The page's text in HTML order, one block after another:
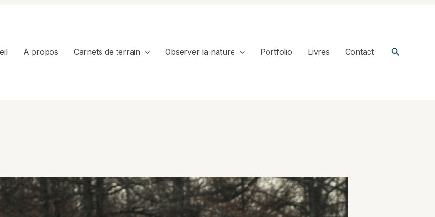
A propos Carnets de terrain Observer la nature Portfolio Livres Contact